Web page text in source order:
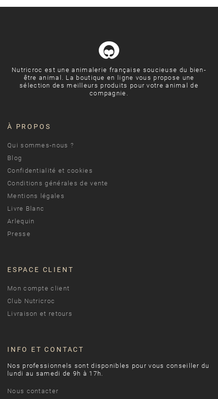
Nutricroc est une animalerie française soucieuse du bien-
être animal. La boutique en ligne vous propose une
sélection des meilleurs produits pour votre animal de
compagnie.
À PROPOS
Qui sommes-nous ?
Blog
Confidentialité et cookies
Conditions générales de vente
Mentions légales
Livre Blanc
Arlequin
Presse
ESPACE CLIENT
Mon compte client
Club Nutricroc
Livraison et retours
INFO ET CONTACT
Nos professionnels sont disponibles pour vous conseiller du
lundi au samedi de 9h à 17h.
Nous contacter